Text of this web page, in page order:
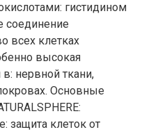
гистидином
соединение
всех клетках
высокая
нервной ткани,
Основные
защита клеток от